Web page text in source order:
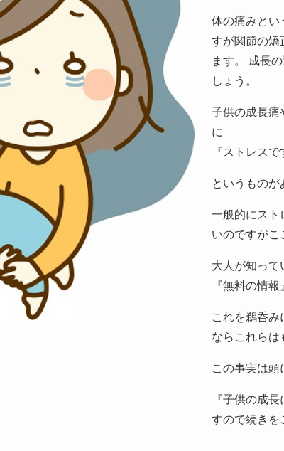
体の痛みとい
すが関節の矯
ます。 成長
しょう。
子供の成長痛
に
『ストレスで
というものが
一般的にスト
いのですがこ
大人が知っ
『無料の情報
これを鵜呑
ならこれらは
この事実は頭
『子供の成
すので続きを